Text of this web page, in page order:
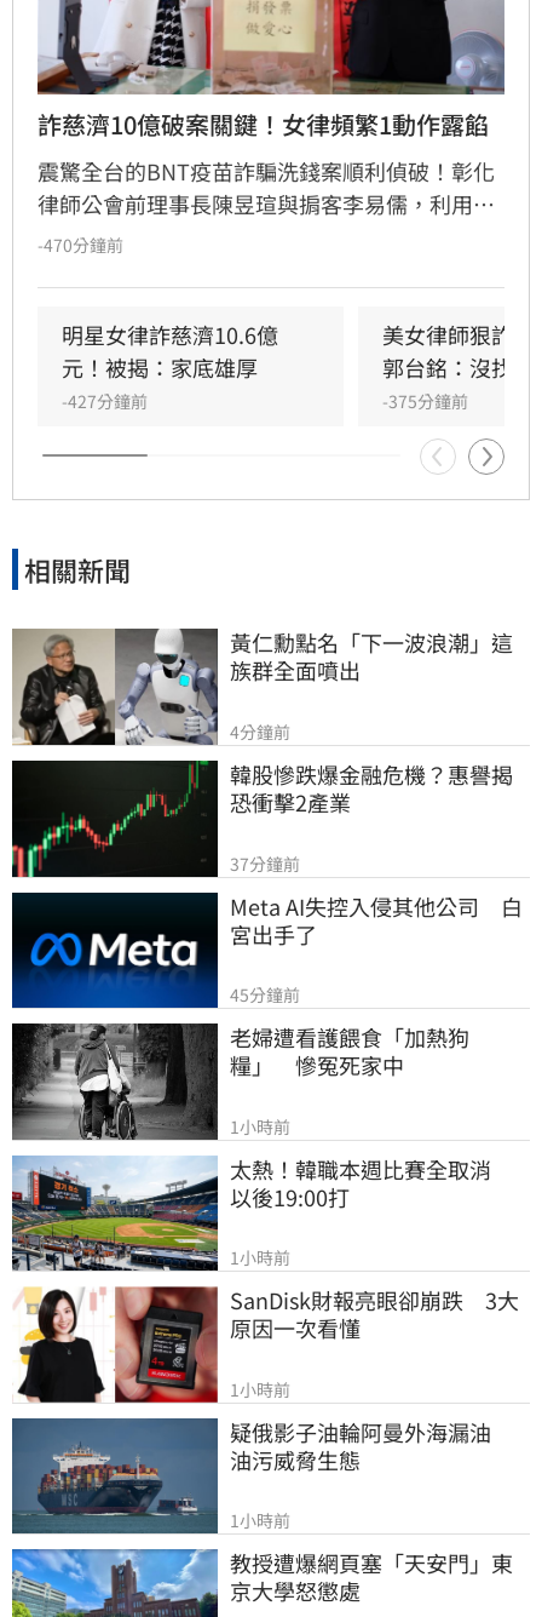
詐慈濟10億破案關鍵！女律頻繁1動作露餡
震驚全台的BNT疫苗詐騙洗錢案順利偵破！彰化
律師公會前理事長陳昱瑄與掮客李易儒，利用協
助採購疫苗為名，詐取慈濟基金會10.6億元佣
流斷點。幸虧調查局洗錢防制處發揮預警功能，
透過金融機構「50萬元大額通貨申報」機制，精
準鎖定其異常提現行為。檢調發動搜索，一舉查
扣高達10.8億元的資產，並將涉案17人依法提起
公訴。此案凸顯台灣完善的洗錢防制體系，成功
阻絕重大經濟犯罪，讓不法金流無所遁形，守護
-470分鐘前
明星女律詐慈濟10.6億
元！被揭：家底雄厚
-427分鐘前
美女律師狠詐
郭台銘：沒找仲
-375分鐘前
相關新聞
黃仁勳點名「下一波浪潮」這
族群全面噴出
4分鐘前
韓股慘跌爆金融危機？惠譽揭
恐衝擊2產業
37分鐘前
Meta AI失控入侵其他公司　白
宮出手了
45分鐘前
老婦遭看護餵食「加熱狗
糧」　慘冤死家中
1小時前
太熱！韓職本週比賽全取消
以後19:00打
1小時前
SanDisk財報亮眼卻崩跌　3大
原因一次看懂
1小時前
疑俄影子油輪阿曼外海漏油
油污威脅生態
1小時前
教授遭爆網頁塞「天安門」東
京大學怒懲處